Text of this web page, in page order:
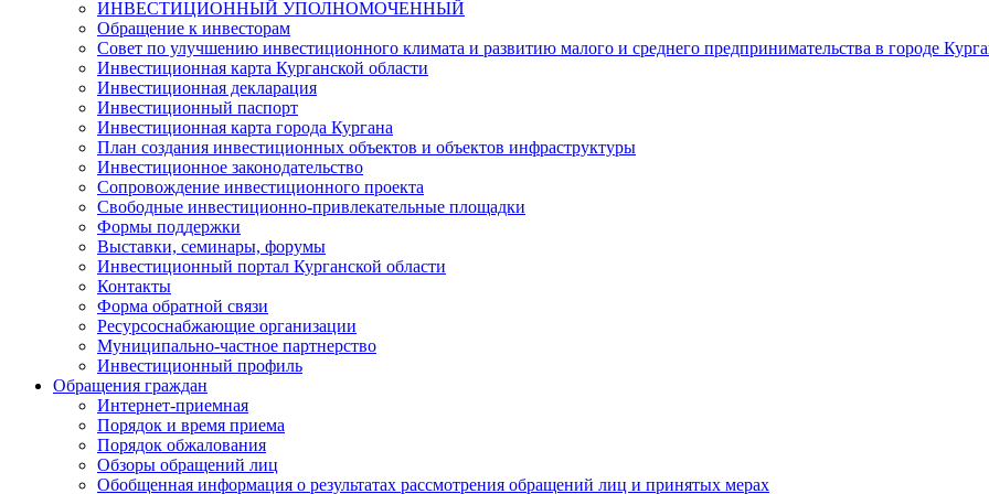
ИНВЕСТИЦИОННЫЙ УПОЛНОМОЧЕННЫЙ
Обращение к инвесторам
Совет по улучшению инвестиционного климата и развитию малого и среднего предпринимательства в городе
Инвестиционная карта Курганской области
Инвестиционная декларация
Инвестиционный паспорт
Инвестиционная карта города Кургана
План создания инвестиционных объектов и объектов инфраструктуры
Инвестиционное законодательство
Сопровождение инвестиционного проекта
Свободные инвестиционно-привлекательные площадки
Формы поддержки
Выставки, семинары, форумы
Инвестиционный портал Курганской области
Контакты
Форма обратной связи
Ресурсоснабжающие организации
Муниципально-частное партнерство
Инвестиционный профиль
Обращения граждан
Интернет-приемная
Порядок и время приема
Порядок обжалования
Обзоры обращений лиц
Обобщенная информация о результатах рассмотрения обращений лиц и принятых мерах